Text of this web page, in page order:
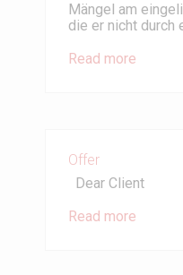
Mängel am
die er nicht durch
Read more
Offer
Dear Client
Read more